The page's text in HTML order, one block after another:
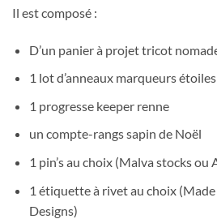
Il est composé :
D’un panier à projet tricot
1 lot d’anneaux marqueurs étoiles
1 progresse keeper renne
un compte-rangs sapin de Noël
1 pin’s au choix (Malva stocks ou
1 étiquette à rivet au choix
Designs)